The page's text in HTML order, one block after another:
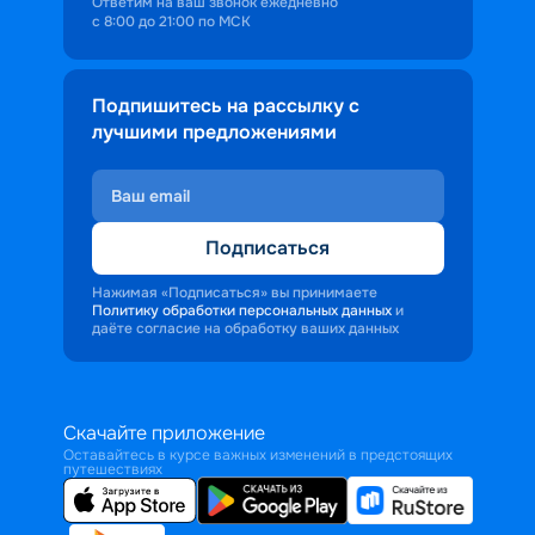
с 8:00 до 21:00 по МСК
Подпишитесь на рассылку с
лучшими предложениями
Подписаться
Нажимая «Подписаться» вы принимаете
Политику обработки персональных данных и
даёте согласие на обработку ваших данных
Скачайте приложение
Оставайтесь в курсе важных изменений в предстоящих
путешествиях